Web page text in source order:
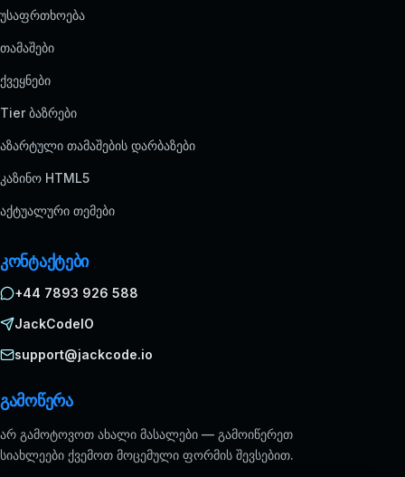
უსაფრთხოება
თამაშები
ქვეყნები
Tier ბაზრები
აზარტული თამაშების დარბაზები
კაზინო HTML5
აქტუალური თემები
კონტაქტები
+44 7893 926 588
JackCodeIO
support@jackcode.io
გამოწერა
არ გამოტოვოთ ახალი მასალები — გამოიწერეთ
სიახლეები ქვემოთ მოცემული ფორმის შევსებით.